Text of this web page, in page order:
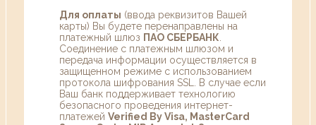
Для оплаты (ввода реквизитов Вашей
карты) Вы будете перенаправлены на
платежный шлюз ПАО СБЕРБАНК
Соединение с платежным шлюзом и
передача информации осуществляется в
защищенном режиме с использованием
протокола шифрования SSL. В случае если
Ваш банк поддерживает технологию
безопасного проведения интернет-
платежей Verified By Visa, MasterCard